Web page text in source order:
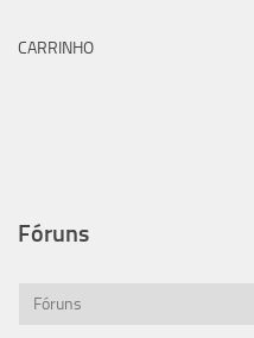
CARRINHO
Fóruns